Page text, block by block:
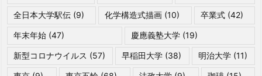
全日本大学駅伝 (9) 化学構造式描画 (10) 卒業式(42)
年末年始 (47) 慶應義塾大学(19)
新型コロナウイルス (57) 早稲田大学 (38) 明治大学(11)